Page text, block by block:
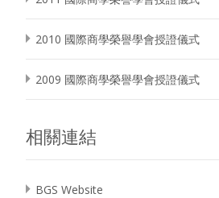
2010 國際商學榮譽學會授證儀式
2009 國際商學榮譽學會授證儀式
相關連結
BGS Website